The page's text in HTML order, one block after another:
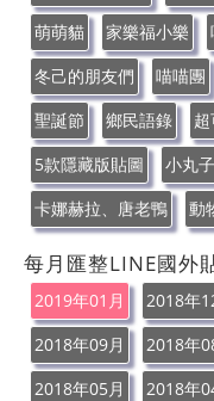
萌萌貓
家樂福小樂
冬己的朋友們
喵喵團
聖誕節
鄉民語錄
5款隱藏版貼圖
小丸
卡娜赫拉、唐老鴨
動
每月匯整LINE國外
2019年01月 2018年
2018年09月
2018年
2018年05月
2018年